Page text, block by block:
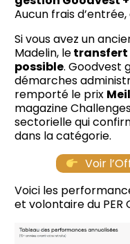
Aucun frais
Si vous avez un
Madelin, letransfert
possible. Goodvest
démarches
remporté le prix
magazine
sectorielle qui
dans la catégorie.
Voir
Voici les
et volontaire du PER